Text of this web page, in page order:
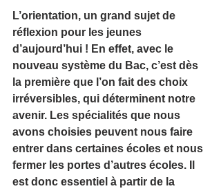
L’orientation, un grand sujet de
réflexion pour les jeunes
d’aujourd’hui ! En effet, avec le
nouveau système du Bac, c’est dès
la première que l’on fait des choix
irréversibles, qui déterminent notre
avenir. Les spécialités que nous
avons choisies peuvent nous faire
entrer dans certaines écoles et nous
fermer les portes d’autres écoles. Il
est donc essentiel à partir de la